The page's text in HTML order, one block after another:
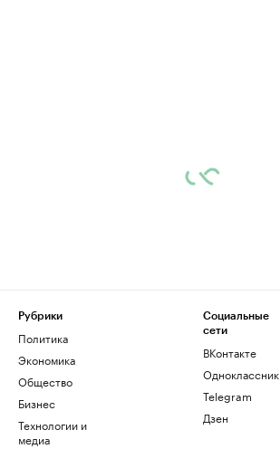
Рубрики
Политика
Экономика
Общество
Бизнес
Технологии и
медиа
Социальные
сети
ВКонтакте
Telegram
Дзен